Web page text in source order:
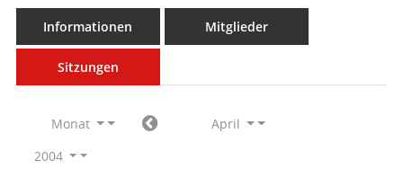
Informationen Mitglieder
Sitzungen
Monat
April
2004